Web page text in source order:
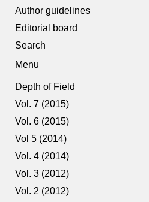
Author guidelines
Editorial board
Search
Menu
Depth of Field
Vol. 7 (2015)
Vol. 6 (2015)
Vol 5 (2014)
Vol. 4 (2014)
Vol. 3 (2012)
Vol. 2 (2012)